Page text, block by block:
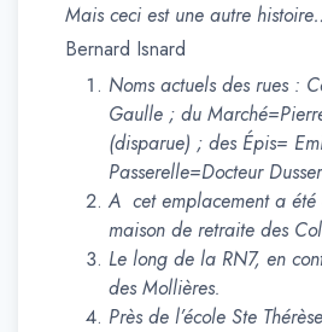
Mais ceci est une autre
Bernard Isnard
Noms actuels des rues :
Gaulle ; du
(disparue) ; des Épis=
Passerelle=Docteur
A cet emplacement a été
maison de retraite des
Le long de la RN7, en
des Mollières.
Près de l’école Ste Thérèse